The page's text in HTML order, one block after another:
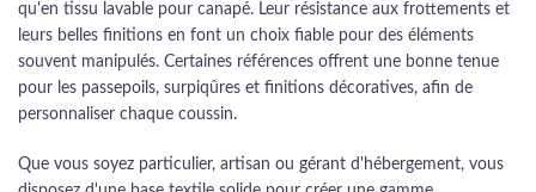
qu'en tissu lavable pour canapé. Leur résistance aux frottements et
leurs belles finitions en font un choix fiable pour des éléments
souvent manipulés. Certaines références offrent une bonne tenue
pour les passepoils, surpiqûres et finitions décoratives, afin de
personnaliser chaque coussin.
Que vous soyez particulier, artisan ou gérant d'hébergement, vous